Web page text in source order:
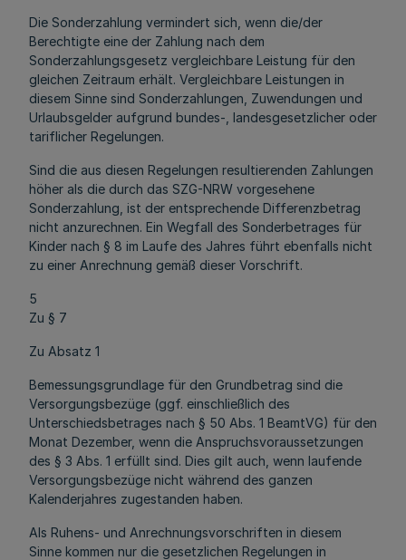
Die Sonderzahlung vermindert sich, wenn die/der
Berechtigte eine der Zahlung nach dem
Sonderzahlungsgesetz vergleichbare Leistung für den
gleichen Zeitraum erhält. Vergleichbare Leistungen in
diesem Sinne sind Sonderzahlungen, Zuwendungen und
Urlaubsgelder aufgrund bundes-, landesgesetzlicher oder
tariflicher Regelungen.
Sind die aus diesen Regelungen resultierenden Zahlungen
höher als die durch das SZG-NRW vorgesehene
Sonderzahlung, ist der entsprechende Differenzbetrag
nicht anzurechnen. Ein Wegfall des Sonderbetrages für
Kinder nach § 8 im Laufe des Jahres führt ebenfalls nicht
zu einer Anrechnung gemäß dieser Vorschrift.
5
Zu § 7
Zu Absatz 1
Bemessungsgrundlage für den Grundbetrag sind die
Versorgungsbezüge (ggf. einschließlich des
Unterschiedsbetrages nach § 50 Abs. 1 BeamtVG) für den
Monat Dezember, wenn die Anspruchsvoraussetzungen
des § 3 Abs. 1 erfüllt sind. Dies gilt auch, wenn laufende
Versorgungsbezüge nicht während des ganzen
Kalenderjahres zugestanden haben.
Als Ruhens- und Anrechnungsvorschriften in diesem
Sinne kommen nur die gesetzlichen Regelungen in